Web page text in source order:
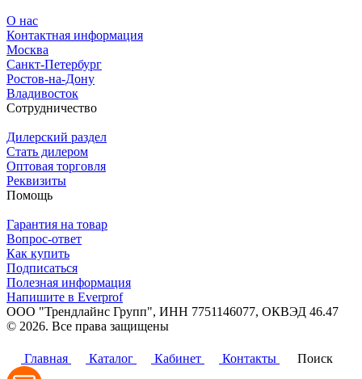
О нас
Контактная информация
Москва
Санкт-Петербург
Ростов-на-Дону
Владивосток
Сотрудничество
Дилерский раздел
Стать дилером
Оптовая торговля
Реквизиты
Помощь
Гарантия на товар
Вопрос-ответ
Как купить
Подписаться
Полезная информация
Напишите в Everprof
ООО "Трендлайнс Групп", ИНН 7751146077, ОКВЭД 46.47
© 2026. Все права защищены
Главная
Каталог Кабинет Контакты Поиск